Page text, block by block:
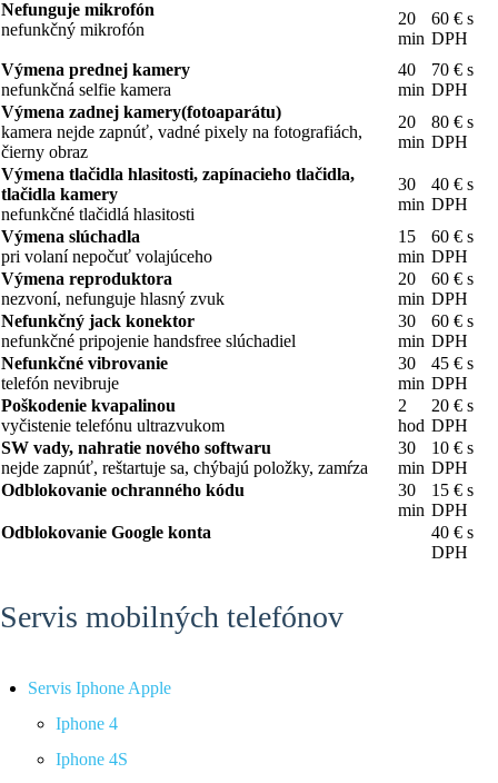
Nefunguje mikrofón
nefunkčný mikrofón
20
min
60 € s
DPH
Výmena prednej kamery
nefunkčná selfie kamera
40
min
70 € s
DPH
Výmena zadnej kamery(fotoaparátu)
kamera nejde zapnúť, vadné pixely na fotografiách,
čierny obraz
20
min
80 € s
DPH
Výmena tlačidla hlasitosti, zapínacieho tlačidla,
tlačidla kamery
nefunkčné tlačidlá hlasitosti
30
min
40 € s
DPH
Výmena slúchadla
pri volaní nepočuť volajúceho
15
min
60 € s
DPH
Výmena reproduktora
nezvoní, nefunguje hlasný zvuk
20
min
60 € s
DPH
Nefunkčný jack konektor
nefunkčné pripojenie handsfree slúchadiel
30
min
60 € s
DPH
Nefunkčné vibrovanie
telefón nevibruje
30
min
45 € s
DPH
Poškodenie kvapalinou
vyčistenie telefónu ultrazvukom
2
hod
20 € s
DPH
SW vady, nahratie nového softwaru
nejde zapnúť, reštartuje sa, chýbajú položky, zamŕza
30
min
10 € s
DPH
Odblokovanie ochranného kódu
30
min
15 € s
DPH
Odblokovanie Google konta
40 € s
DPH
Servis mobilných telefónov
Servis Iphone Apple
Iphone 4
Iphone 4S